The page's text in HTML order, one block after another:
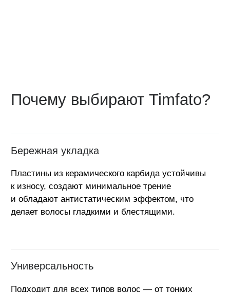
Оставить отзыв
Смотреть все отзывы
Отзывы наших